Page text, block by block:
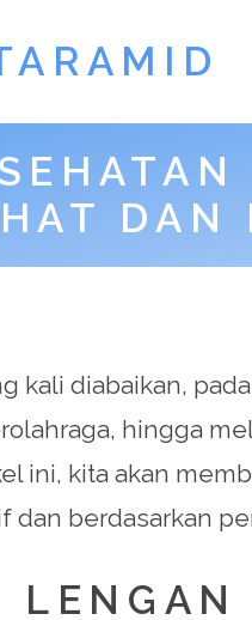
DAN
kali diabaikan,
hingga
ini, kita akan
dan berdasarkan